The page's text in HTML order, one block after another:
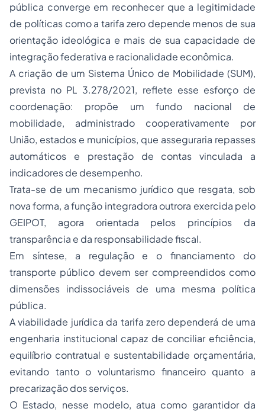
pública converge em reconhecer que a legitimidade
de políticas como a tarifa zero depende menos de sua
orientação ideológica e mais de sua capacidade de
integração federativa e racionalidade econômica.
A criação de um Sistema Único de Mobilidade (SUM),
prevista no PL 3.278/2021, reflete esse esforço de
coordenação: propõe um fundo nacional de
mobilidade, administrado cooperativamente por
União, estados e municípios, que asseguraria repasses
automáticos e prestação de contas vinculada a
indicadores de desempenho.
Trata-se de um mecanismo jurídico que resgata, sob
nova forma, a função integradora outrora exercida pelo
GEIPOT, agora orientada pelos princípios da
transparência e da responsabilidade fiscal.
Em síntese, a regulação e o financiamento do
transporte público devem ser compreendidos como
dimensões indissociáveis de uma mesma política
pública.
A viabilidade jurídica da tarifa zero dependerá de uma
engenharia institucional capaz de conciliar eficiência,
equilíbrio contratual e sustentabilidade orçamentária,
evitando tanto o voluntarismo financeiro quanto a
precarização dos serviços.
O Estado, nesse modelo, atua como garantidor da